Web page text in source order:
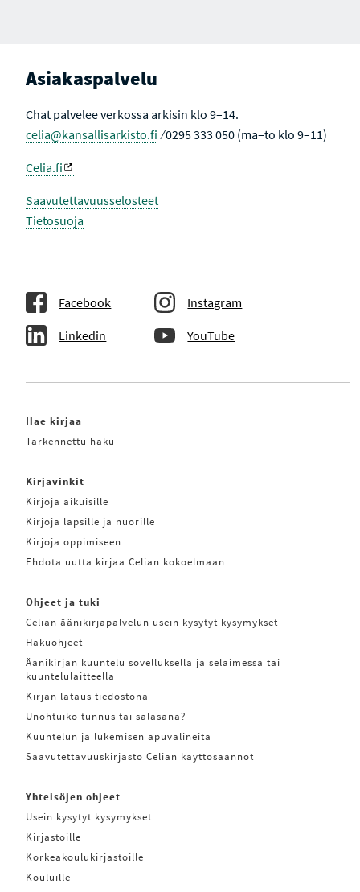
Asiakaspalvelu
Chat palvelee verkossa arkisin klo 9–14.
celia@kansallisarkisto.fi ⁄ 0295 333 050 (ma–to klo 9–11)
Celia.fi
Saavutettavuusselosteet
Tietosuoja
Facebook Instagram
Linkedin YouTube
Hae kirjaa
Tarkennettu haku
Kirjavinkit
Kirjoja aikuisille
Kirjoja lapsille ja nuorille
Kirjoja oppimiseen
Ehdota uutta kirjaa Celian kokoelmaan
Ohjeet ja tuki
Celian äänikirjapalvelun usein kysytyt kysymykset
Hakuohjeet
Äänikirjan kuuntelu sovelluksella ja selaimessa tai
kuuntelulaitteella
Kirjan lataus tiedostona
Unohtuiko tunnus tai salasana?
Kuuntelun ja lukemisen apuvälineitä
Saavutettavuuskirjasto Celian käyttösäännöt
Yhteisöjen ohjeet
Usein kysytyt kysymykset
Kirjastoille
Korkeakoulukirjastoille
Kouluille